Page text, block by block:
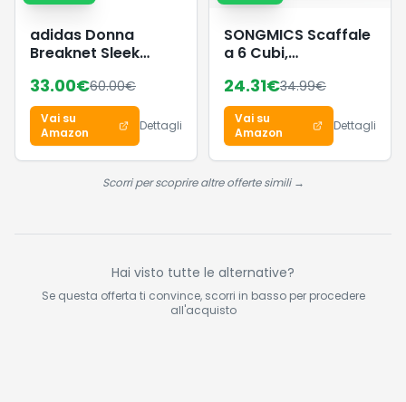
adidas Donna
Breaknet Sleek
Black/Ftwr
White/Core Black,
38 EU
33.00€60.00€
Vai su
Amazon
Dettagli
SONGMICS Scaffale
a 6 Cubi,
Modulare,
Portaoggetti in
Plastica con Piedini,
Scarpiera, Cubo 30
x 30 x 30 cm,
Soggiorno, Camera
Crema LPC111M01
24.31€34.99€
Vai su
Amazon
Dettagli
Scorri per scoprire altre offerte simili →
Hai visto tutte le alternative?
Se questa offerta ti convince, scorri in basso per procedere
all'acquisto